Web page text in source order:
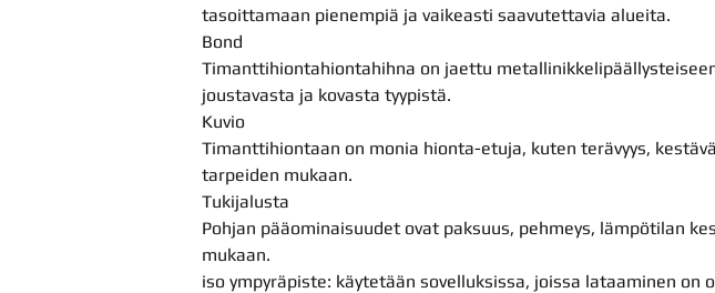
tasoittamaan pienempiä ja vaikeasti saavutettavia alueita.
Bond
Timanttihiontahiontahihna on jaettu
joustavasta ja kovasta tyypistä.
Kuvio
Timanttihiontaan on monia hionta-etuja, kuten terävyys,
tarpeiden mukaan.
Tukijalusta
Pohjan pääominaisuudet ovat paksuus, pehmeys, lämpötilan
mukaan.
iso ympyräpiste: käytetään sovelluksissa, joissa lataaminen on